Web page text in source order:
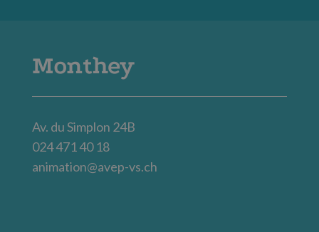
Monthey
Av. du Simplon 24B
024 471 40 18
animation@avep-vs.ch